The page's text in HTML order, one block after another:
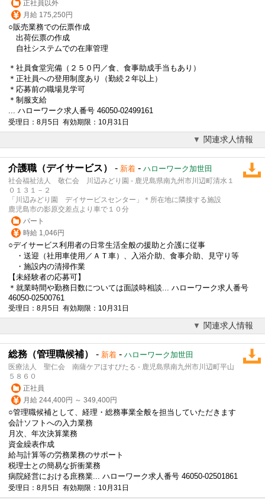
正社員以外
月給 175,250円
○販売業務での伝票作成
出荷伝票の作成
自社システムでの在庫管理
＊社員食堂完備（２５０円／食、食事助成手当もあり）
＊正社員への登用制度あり（勤続２年以上）
＊応募前の職場見学可
＊制服支給
... ハローワーク求人番号 46050-02499161
受理日：8月5日 有効期限：10月31日
関連求人情報
介護職（デイサービス） - 新着 - ハローワーク加世田
社会福祉法人 敬仁会 川辺みどり園 - 鹿児島県南九州市川辺町清水１
０１３１－２
「川辺みどり園 デイサービスセンター」＊所在地に隣接する施設
鹿児島市の影原交差点より車で１０分
パート
時給 1,046円
○デイサービス利用者の日常生活全般の援助と介護に従事
・送迎（社用車使用／ＡＴ車）、入浴介助、食事介助、見守り等
・施設内の清掃作業
【未経験者の応募可】
＊就業時間や勤務日数については面談時相談... ハローワーク求人番号
46050-02500761
受理日：8月5日 有効期限：10月31日
関連求人情報
総務（管理職候補） - 新着 - ハローワーク加世田
医療法人 聖仁会 南薩ケアほすぴたる - 鹿児島県南九州市川辺町平山
５８６０
正社員
月給 244,400円 ～ 349,400円
○管理職候補として、経理・総務事業全般を担当していただきます
会計ソフトへの入力業務
月次、年次決算業務
資金繰表作成
給与計算等の労務業務のサポート
税理士との簡易な折衝業務
病院経営における庶務業... ハローワーク求人番号 46050-02501861
受理日：8月5日 有効期限：10月31日